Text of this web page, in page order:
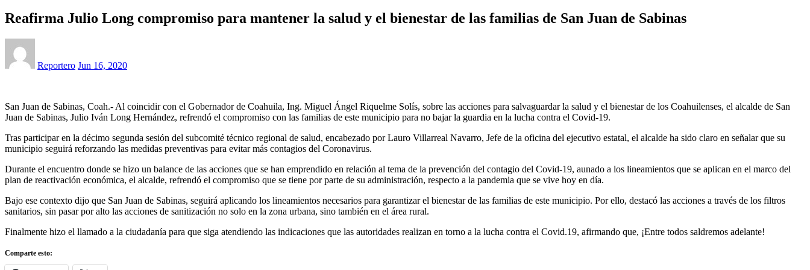
Reafirma Julio Long compromiso para mantener la salud y el bienestar de las familias de San Juan de Sabinas
Reportero Jun 16, 2020
San Juan de Sabinas, Coah.- Al coincidir con el Gobernador de Coahuila, Ing. Miguel Ángel Riquelme Solís, sobre las acciones para salvaguardar la salud y el bienestar de los Coahuilenses, el alcalde de San
Juan de Sabinas, Julio Iván Long Hernández, refrendó el compromiso con las familias de este municipio para no bajar la guardia en la lucha contra el Covid-19.
Tras participar en la décimo segunda sesión del subcomité técnico regional de salud, encabezado por Lauro Villarreal Navarro, Jefe de la oficina del ejecutivo estatal, el alcalde ha sido claro en señalar que su
municipio seguirá reforzando las medidas preventivas para evitar más contagios del Coronavirus.
Durante el encuentro donde se hizo un balance de las acciones que se han emprendido en relación al tema de la prevención del contagio del Covid-19, aunado a los lineamientos que se aplican en el marco del
plan de reactivación económica, el alcalde, refrendó el compromiso que se tiene por parte de su administración, respecto a la pandemia que se vive hoy en día.
Bajo ese contexto dijo que San Juan de Sabinas, seguirá aplicando los lineamientos necesarios para garantizar el bienestar de las familias de este municipio. Por ello, destacó las acciones a través de los filtros
sanitarios, sin pasar por alto las acciones de sanitización no solo en la zona urbana, sino también en el área rural.
Finalmente hizo el llamado a la ciudadanía para que siga atendiendo las indicaciones que las autoridades realizan en torno a la lucha contra el Covid.19, afirmando que, ¡Entre todos saldremos adelante!
Comparte esto: